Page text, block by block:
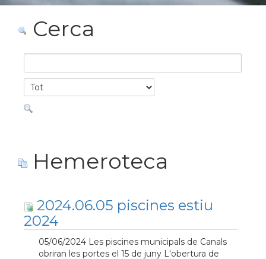
Cerca
Hemeroteca
2024.06.05 piscines estiu
2024
05/06/2024 Les piscines municipals de Canals
obriran les portes el 15 de juny L'obertura de